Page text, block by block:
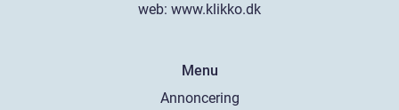
web: www.klikko.dk
Menu
Annoncering